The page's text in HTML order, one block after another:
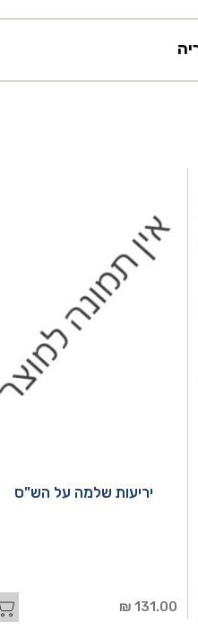
יריעות שלמה על הש"ס
131.00 ₪